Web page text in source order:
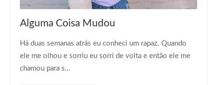
Alguma Coisa Mudou
Há duas semanas atrás eu conheci um rapaz. Quando
ele me olhou e sorriu eu sorri de volta e então ele me
chamou para s…